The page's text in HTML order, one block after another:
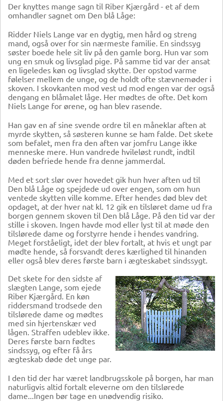
Der knyttes mange sagn til Riber Kjærgård - et af dem
omhandler sagnet om Den blå Låge:
Ridder Niels Lange var en dygtig, men hård og streng
mand, også over for sin nærmeste familie. En sindssyg
søster boede hele sit liv på den gamle borg. Hun var som
ung en smuk og livsglad pige. På samme tid var der ansat
en ligeledes køn og livsglad skytte. Der opstod varme
følelser mellem de unge, og de holdt ofte stævnemøder i
skoven. I skovkanten mod vest ud mod engen var der også
dengang en blåmalet låge. Her mødtes de ofte. Det kom
Niels Lange for ørene, og han blev rasende.
Han gav en af sine svende ordre til en måneklar aften at
myrde skytten, så søsteren kunne se ham falde. Det skete
som befalet, men fra den aften var jomfru Lange ikke
menneske mere. Hun vandrede hvileløst rundt, indtil
døden befriede hende fra denne jammerdal.
Med et sort slør over hovedet gik hun hver aften ud til
Den blå Låge og spejdede ud over engen, som om hun
ventede skytten ville komme. Efter hendes død blev det
opdaget, at der hver nat kl. 12 gik en tilsløret dame ud fra
borgen gennem skoven til Den blå Låge. På den tid var der
stille i skoven. Ingen havde mod eller lyst til at møde den
tilslørede dame og forstyrre hende i hendes vandring.
Meget forståeligt, idet der blev fortalt, at hvis et ungt par
mødte hende, så forsvandt deres kærlighed til hinanden
eller også blev deres første barn i ægteskabet sindssygt.
Det skete for den sidste af
slægten Lange, som ejede
Riber Kjærgård. En køn
riddersmand trodsede den
tilslørede dame og mødtes
med sin hjertenskær ved
lågen. Straffen udeblev ikke.
Deres første barn fødtes
sindssyg, og efter få års
ægteskab døde det unge par.
I den tid der har været landbrugsskole på borgen, har man
naturligvis altid fortalt eleverne om den tilslørede
dame...Ingen bør tage en unødvendig risiko.